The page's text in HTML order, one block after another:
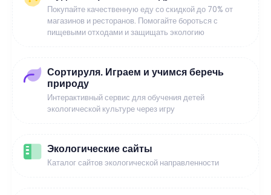
Покупайте качественную еду со скидкой до 70% от
магазинов и ресторанов. Помогайте бороться с
пищевыми отходами и защищать экологию
Сортируля. Играем и учимся беречь
природу
Интерактивный сервис для обучения детей
экологической культуре через игру
Экологические сайты
Каталог сайтов экологической направленности